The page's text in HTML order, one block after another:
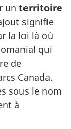
un territoire
signifie
la loi là où
qui
de
Canada.
sous le nom
à